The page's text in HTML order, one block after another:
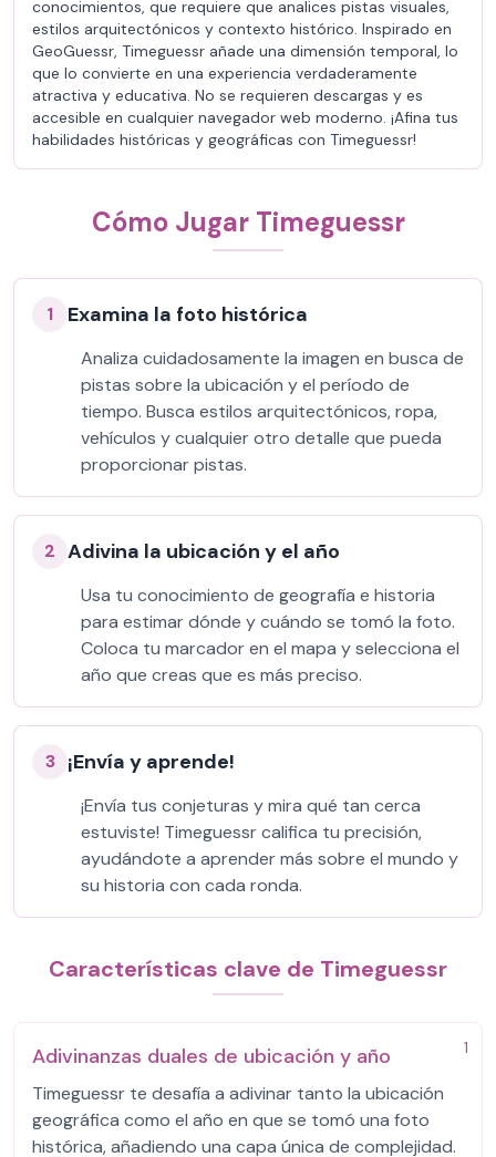
conocimientos, que requiere que analices pistas visuales,
estilos arquitectónicos y contexto histórico. Inspirado en
GeoGuessr, Timeguessr añade una dimensión temporal, lo
que lo convierte en una experiencia verdaderamente
atractiva y educativa. No se requieren descargas y es
accesible en cualquier navegador web moderno. ¡Afina tus
habilidades históricas y geográficas con Timeguessr!
Cómo Jugar Timeguessr
1 Examina la foto histórica
Analiza cuidadosamente la imagen en busca de
pistas sobre la ubicación y el período de
tiempo. Busca estilos arquitectónicos, ropa,
vehículos y cualquier otro detalle que pueda
proporcionar pistas.
2 Adivina la ubicación y el año
Usa tu conocimiento de geografía e historia
para estimar dónde y cuándo se tomó la foto.
Coloca tu marcador en el mapa y selecciona el
año que creas que es más preciso.
3 ¡Envía y aprende!
¡Envía tus conjeturas y mira qué tan cerca
estuviste! Timeguessr califica tu precisión,
ayudándote a aprender más sobre el mundo y
su historia con cada ronda.
Características clave de Timeguessr
1
Adivinanzas duales de ubicación y año
Timeguessr te desafía a adivinar tanto la ubicación
geográfica como el año en que se tomó una foto
histórica, añadiendo una capa única de complejidad.